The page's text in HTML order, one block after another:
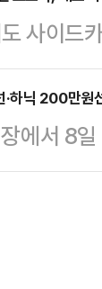
서 주가
조치다.
서킷브
모든 종
.서킷브
사이드
격과 코
)가 발
으며,
거래일
하닉 200만원
에서 8
전 9시